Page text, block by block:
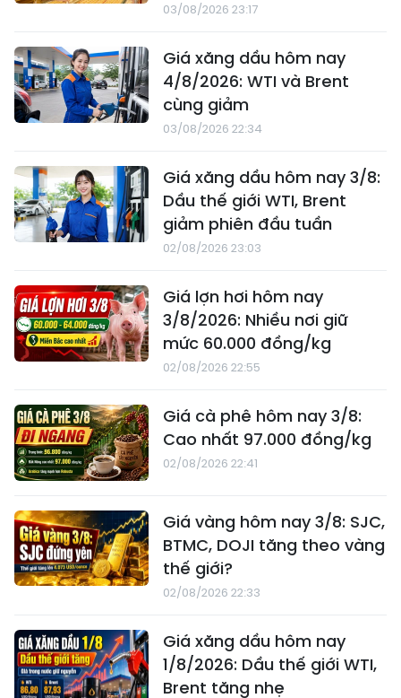
03/08/2026 23:17
Giá xăng dầu hôm nay
4/8/2026: WTI và Brent
cùng giảm
03/08/2026 22:34
Giá xăng dầu hôm nay 3/8:
Dầu thế giới WTI, Brent
giảm phiên đầu tuần
02/08/2026 23:03
Giá lợn hơi hôm nay
3/8/2026: Nhiều nơi giữ
mức 60.000 đồng/kg
02/08/2026 22:55
Giá cà phê hôm nay 3/8:
Cao nhất 97.000 đồng/kg
02/08/2026 22:41
Giá vàng hôm nay 3/8: SJC,
BTMC, DOJI tăng theo vàng
thế giới?
02/08/2026 22:33
Giá xăng dầu hôm nay
1/8/2026: Dầu thế giới WTI,
Brent tăng nhẹ